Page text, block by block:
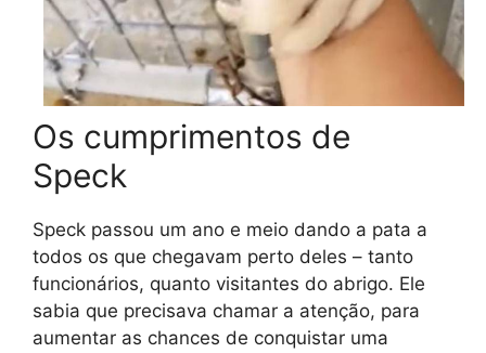
Os cumprimentos de
Speck
Speck passou um ano e meio dando a pata a
todos os que chegavam perto deles – tanto
funcionários, quanto visitantes do abrigo. Ele
sabia que precisava chamar a atenção, para
aumentar as chances de conquistar uma